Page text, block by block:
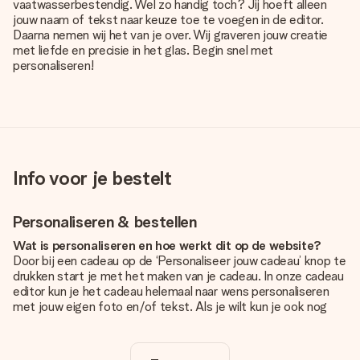
vaatwasserbestendig. Wel zo handig toch? Jij hoeft alleen
jouw naam of tekst naar keuze toe te voegen in de editor.
Daarna nemen wij het van je over. Wij graveren jouw creatie
met liefde en precisie in het glas. Begin snel met
personaliseren!
Info voor je bestelt
Personaliseren & bestellen
Wat is personaliseren en hoe werkt dit op de website?
Door bij een cadeau op de ‘Personaliseer jouw cadeau’ knop te
drukken start je met het maken van je cadeau. In onze cadeau
editor kun je het cadeau helemaal naar wens personaliseren
met jouw eigen foto en/of tekst. Als je wilt kun je ook nog